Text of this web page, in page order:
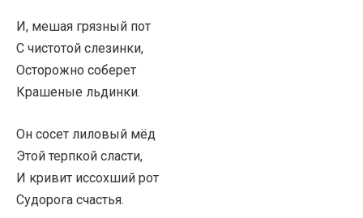
И, мешая грязный пот
С чистотой слезинки,
Осторожно соберет
Крашеные льдинки.
Он сосет лиловый мёд
Этой терпкой сласти,
И кривит иссохший рот
Судорога счастья.